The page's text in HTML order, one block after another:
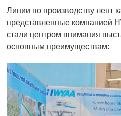
Линии по производству лент
представленные компанией
стали центром внимания
основным преимуществам: